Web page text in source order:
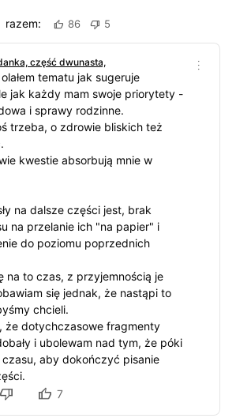
razem: 86 5
część dwunasta,
tematu jak sugeruje
jak każdy mam swoje priorytety -
i sprawy rodzinne.
trzeba, o zdrowie bliskich też
kwestie absorbują mnie w
na dalsze części jest, brak
na przelanie ich "na papier" i
do poziomu poprzednich
na to czas, z przyjemnością je
się jednak, że nastąpi to
chcieli.
że dotychczasowe fragmenty
i ubolewam nad tym, że póki
czasu, aby dokończyć pisanie
7